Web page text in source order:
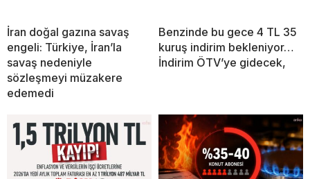
İran doğal gazına savaş
engeli: Türkiye, İran’la
savaş nedeniyle
sözleşmeyi müzakere
edemedi
Benzinde bu gece 4 TL 35
kuruş indirim bekleniyor…
İndirim ÖTV’ye gidecek,